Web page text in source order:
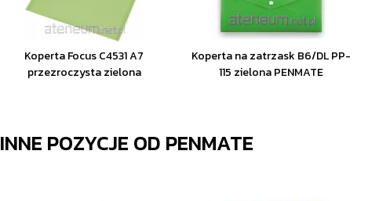
Koperta Focus C4531 A7
przezroczysta zielona
Koperta na zatrzask B6/DL PP-
115 zielona PENMATE
INNE POZYCJE OD PENMATE